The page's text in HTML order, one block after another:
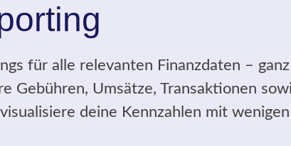
für alle relevanten Finanzdaten –
Gebühren, Umsätze, Transaktionen
deine Kennzahlen mit